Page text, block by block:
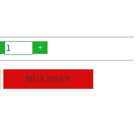
+
MUA NGAY